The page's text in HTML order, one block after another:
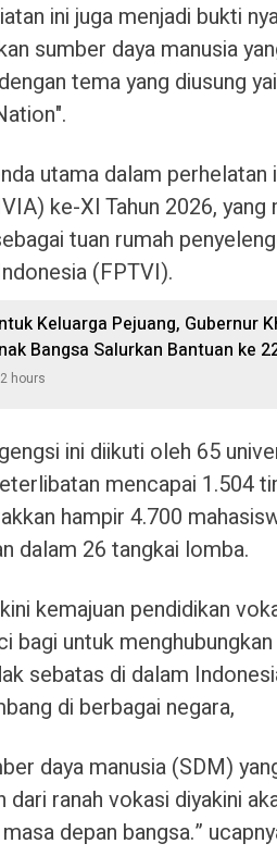
ini juga menjadi bukti
sumber daya manusia
tema yang diusung
utama dalam
ke-XI Tahun 2026,
tuan rumah
(FPTVI).
Keluarga Pejuang, Gubernur
Bangsa Salurkan Bantuan ke
hours
ini diikuti oleh 65
mencapai 1.504
hampir 4.700
dalam 26 tangkai lomba.
kemajuan pendidikan
bagi untuk
sebatas di dalam
di berbagai negara,
daya manusia (SDM)
dari ranah vokasi diyakini
depan bangsa.”